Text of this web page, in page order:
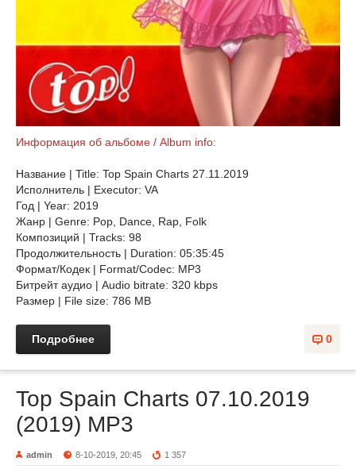
Информация об альбоме / Album info:
Название | Title: Top Spain Charts 27.11.2019
Исполнитель | Executor: VA
Год | Year: 2019
Жанр | Genre: Pop, Dance, Rap, Folk
Композиций | Tracks: 98
Продолжительность | Duration: 05:35:45
Формат/Кодек | Format/Codec: MP3
Битрейт аудио | Audio bitrate: 320 kbps
Размер | File size: 786 MB
0
Подробнее
Top Spain Charts 07.10.2019
(2019) MP3
admin 8-10-2019, 20:45 1 357